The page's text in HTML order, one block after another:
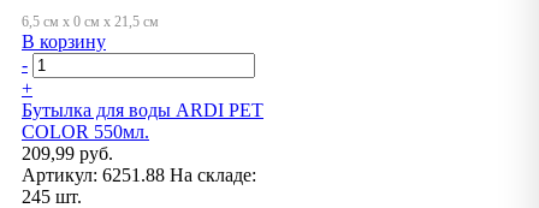
В корзину
-
+
Бутылка для воды ARDI PET
COLOR 550мл.
209,99 руб.
Артикул: 6251.88 На складе:
245 шт.